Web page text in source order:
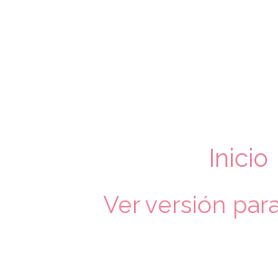
Inicio
Ver versión